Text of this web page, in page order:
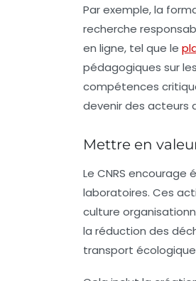
Par exemple, la
recherche
en ligne, tel que le
pédagogiques sur
compétences
devenir des acteurs
Mettre en
Le CNRS
laboratoires. Ces
culture
la réduction des
transport